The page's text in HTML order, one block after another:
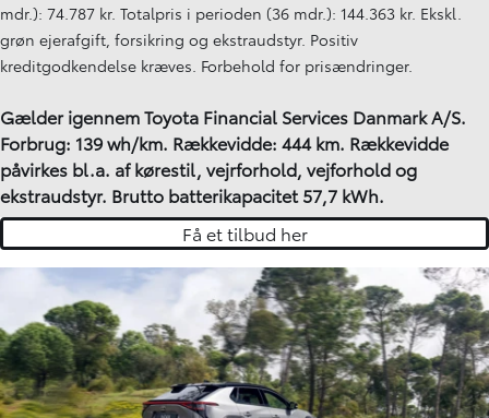
mdr.): 74.787 kr. Totalpris i perioden (36 mdr.): 144.363 kr. Ekskl.
grøn ejerafgift, forsikring og ekstraudstyr. Positiv
kreditgodkendelse kræves. Forbehold for prisændringer.
Gælder igennem Toyota Financial Services Danmark A/S.
Forbrug: 139 wh/km. Rækkevidde: 444 km. Rækkevidde
påvirkes bl.a. af kørestil, vejrforhold, vejforhold og
ekstraudstyr. Brutto batterikapacitet 57,7 kWh.
Få et tilbud her